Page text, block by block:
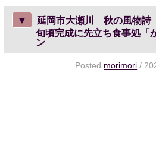
▼
延岡市大瀬川 秋の風物詩
旬頃完成に先立ち食事処「
ン
Posted morimori /